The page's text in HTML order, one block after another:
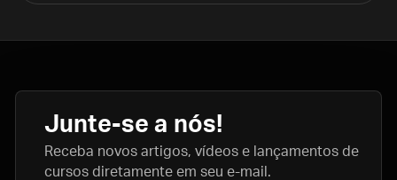
Junte-se a nós!
Receba novos artigos, vídeos e lançamentos de
cursos diretamente em seu e-mail.